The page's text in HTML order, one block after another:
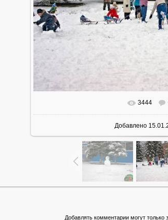
В реальном
3444
Добавлено
Добавлять комментарии могут только